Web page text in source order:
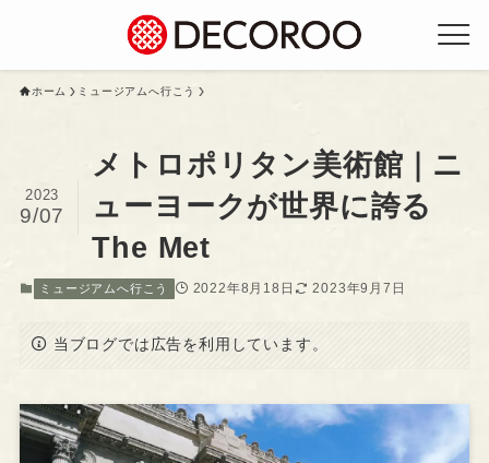
ホーム ミュージアムへ行こう
メトロポリタン美術館｜ニ
ューヨークが世界に誇る
The Met
2023
9/07
ミュージアムへ行こう 2022年8月18日 2023年9月7日
当ブログでは広告を利用しています。